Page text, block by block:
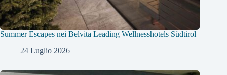
Summer Escapes nei Belvita Leading Wellnesshotels Südtirol
24 Luglio 2026